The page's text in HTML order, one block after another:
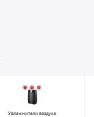
Увлажнители воздуха